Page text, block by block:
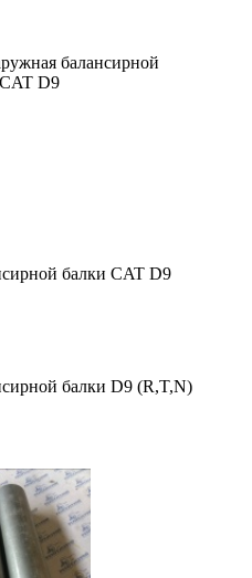
балки CAT D9
балки D9 (R,T,N)